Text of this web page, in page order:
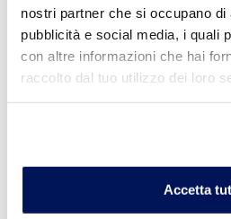
nostri partner che si occupano di
pubblicità e social media, i quali
con altre informazioni che hai
raccolto dal tuo utilizzo dei loro
Accetta